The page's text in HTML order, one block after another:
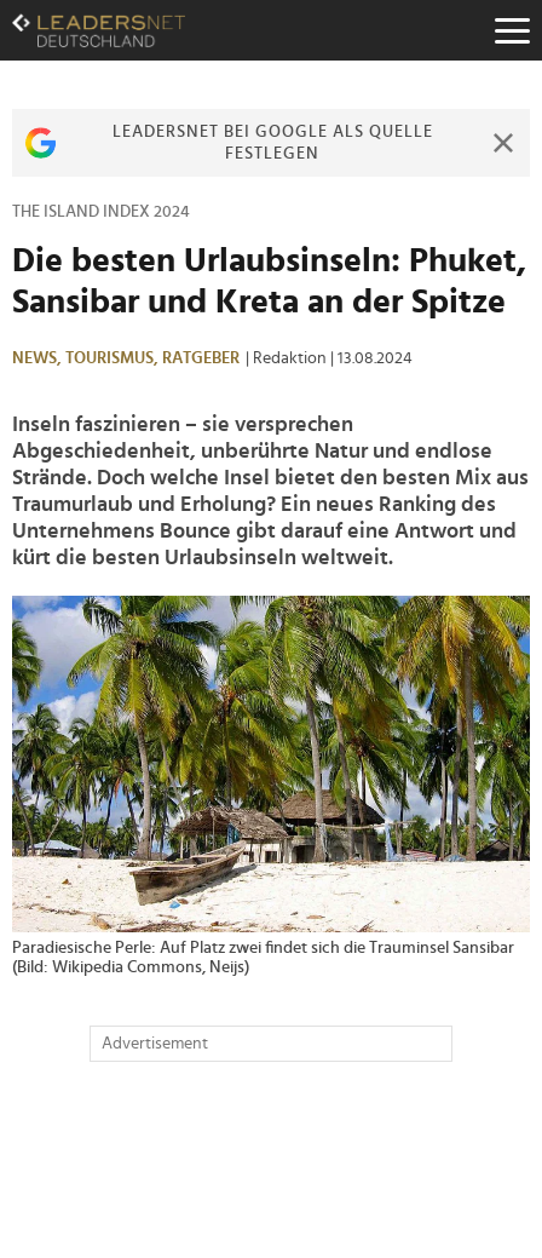
Zum
Inhalt
Zur
Zur
LEADERSNET BEI GOOGLE ALS QUELLE
FESTLEGEN
THE ISLAND INDEX 2024
Die besten Urlaubsinseln: Phuket,
Sansibar und Kreta an der Spitze
NEWS, TOURISMUS, RATGEBER | Redaktion | 13.08.2024
Inseln faszinieren – sie versprechen
Abgeschiedenheit, unberührte Natur und endlose
Strände. Doch welche Insel bietet den besten Mix aus
Traumurlaub und Erholung? Ein neues Ranking des
Unternehmens Bounce gibt darauf eine Antwort und
kürt die besten Urlaubsinseln weltweit.
>
Paradiesische Perle: Auf Platz zwei findet sich die Trauminsel Sansibar
(Bild: Wikipedia Commons, Neijs)
Advertisement